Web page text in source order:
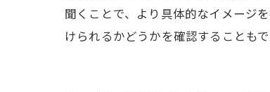
聞くことで、より具体的なイメージ
けられるかどうかを確認することも